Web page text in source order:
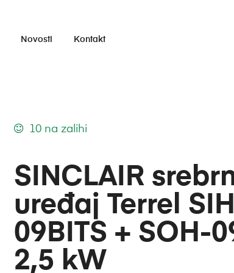
Novosti Kontakt
SINCLAIR
uređaj Terrel
09BITS + SOH-
2,5 kW
10 na zalihi